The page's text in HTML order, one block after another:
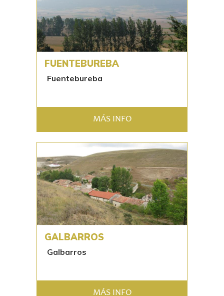
FUENTEBUREBA
Fuentebureba
MÁS INFO
GALBARROS
Galbarros
MÁS INFO